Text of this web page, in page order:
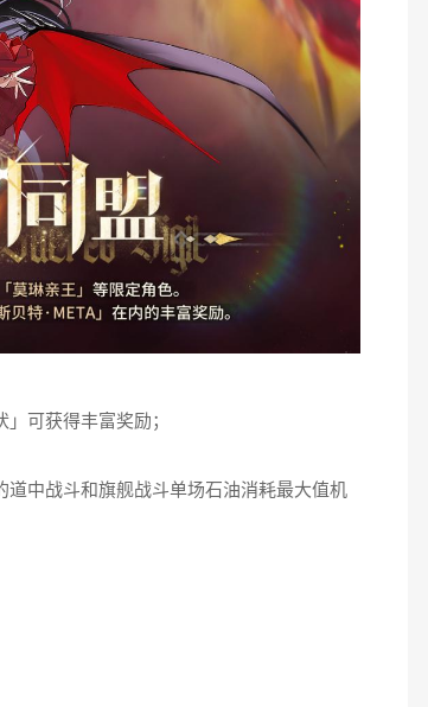
可获得丰富奖励；
中战斗和旗舰战斗单场石油消耗最大值机